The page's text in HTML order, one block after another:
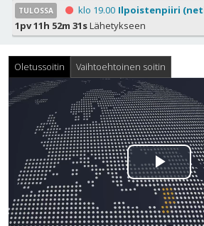
TULOSSA klo 19.00 Ilpoistenpiiri
1pv 11h 52m 30sLähetykseen
Oletussoitin Vaihtoehtoinen soitin